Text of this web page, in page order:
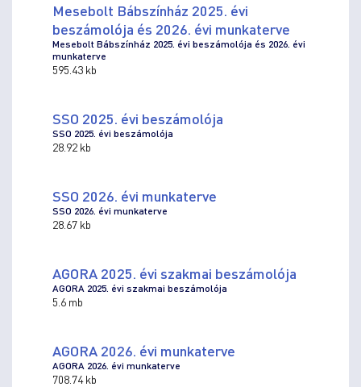
Mesebolt Bábszínház 2025. évi
beszámolója és 2026. évi munkaterve
Mesebolt Bábszínház 2025. évi beszámolója és 2026. évi
munkaterve
595.43 kb
SSO 2025. évi beszámolója
SSO 2025. évi beszámolója
28.92 kb
SSO 2026. évi munkaterve
SSO 2026. évi munkaterve
28.67 kb
AGORA 2025. évi szakmai beszámolója
AGORA 2025. évi szakmai beszámolója
5.6 mb
AGORA 2026. évi munkaterve
AGORA 2026. évi munkaterve
708.74 kb